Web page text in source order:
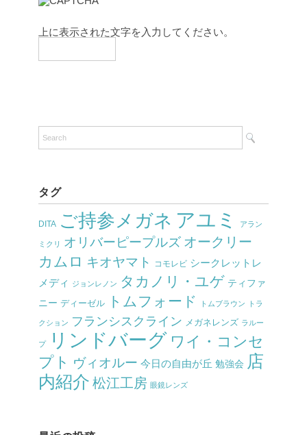
上に表示された文字を入力してください。
タグ
DITA ご持参メガネ アユミ アラン
ミクリ オリバーピープルズ オークリー
カムロ キオヤマト コモレビ シークレットレ
メディ
ジョンレノン タカノリ・ユゲ ティファ
ニー ディーゼル トムフォード トムブラウン トラ
クション フランシスクライン メガネレンズ ラルー
プ リンドバーグ ワイ・コンセ
プト ヴィオルー 今日の自由が丘 勉強会 店
内紹介 松江工房 眼鏡レンズ